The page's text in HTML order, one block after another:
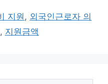
지원, 외국인근로자 의
, 지원금액